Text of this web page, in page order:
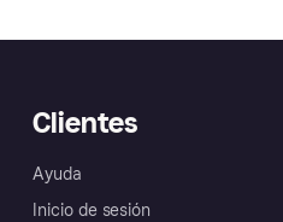
Clientes
Ayuda
Inicio de sesión